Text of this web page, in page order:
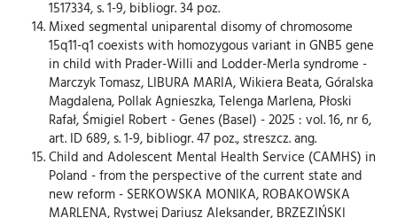
1517334, s. 1-9, bibliogr. 34 poz.
Mixed segmental uniparental disomy of chromosome
15q11-q1 coexists with homozygous variant in GNB5 gene
in child with Prader-Willi and Lodder-Merla syndrome -
Marczyk Tomasz, LIBURA MARIA, Wikiera Beata, Góralska
Magdalena, Pollak Agnieszka, Telenga Marlena, Płoski
Rafał, Śmigiel Robert - Genes (Basel) - 2025 : vol. 16, nr 6,
art. ID 689, s. 1-9, bibliogr. 47 poz., streszcz. ang.
Child and Adolescent Mental Health Service (CAMHS) in
Poland - from the perspective of the current state and
new reform - SERKOWSKA MONIKA, ROBAKOWSKA
MARLENA, Rystwej Dariusz Aleksander, BRZEZIŃSKI